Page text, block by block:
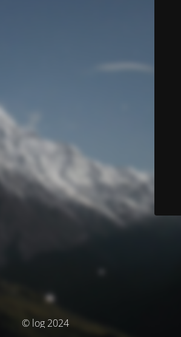
© log 2024